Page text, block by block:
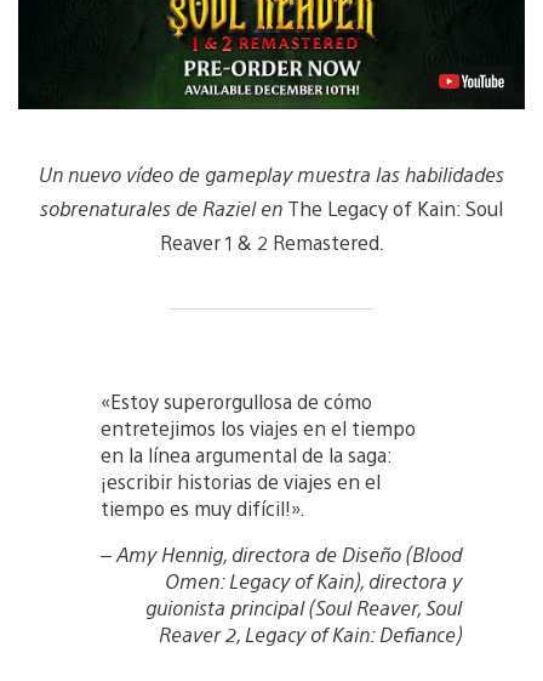
Un nuevo vídeo de gameplay muestra las habilidades
sobrenaturales de Raziel en The Legacy of Kain: Soul
Reaver 1 & 2 Remastered
«Estoy superorgullosa de cómo
entretejimos los viajes en el tiempo
en la línea argumental de la saga:
¡escribir historias de viajes en el
tiempo es muy difícil!».
– Amy Hennig, directora de Diseño (Blood
Omen: Legacy of Kain), directora y
guionista principal (Soul Reaver, Soul
Reaver 2, Legacy of Kain: Defiance)